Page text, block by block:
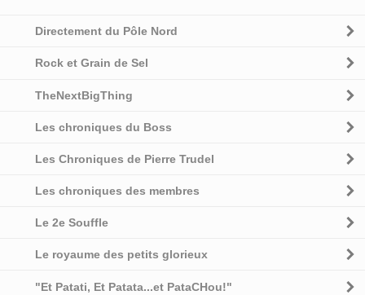
Directement du Pôle Nord
Rock et Grain de Sel
TheNextBigThing
Les chroniques du Boss
Les Chroniques de Pierre Trudel
Les chroniques des membres
Le 2e Souffle
Le royaume des petits glorieux
"Et Patati, Et Patata...et PataCHou!"